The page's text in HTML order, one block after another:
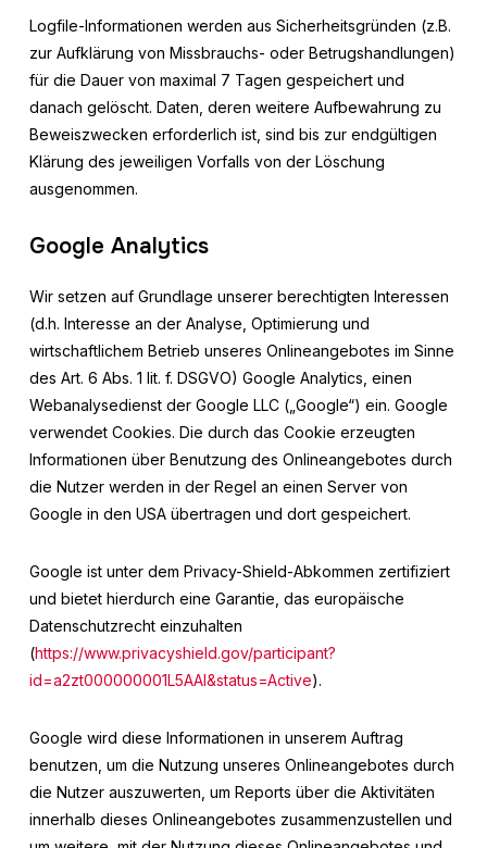
Logfile-Informationen werden aus Sicherheitsgründen (z.B.
zur Aufklärung von Missbrauchs- oder Betrugshandlungen)
für die Dauer von maximal 7 Tagen gespeichert und
danach gelöscht. Daten, deren weitere Aufbewahrung zu
Beweiszwecken erforderlich ist, sind bis zur endgültigen
Klärung des jeweiligen Vorfalls von der Löschung
ausgenommen.
Google Analytics
Wir setzen auf Grundlage unserer berechtigten Interessen
(d.h. Interesse an der Analyse, Optimierung und
wirtschaftlichem Betrieb unseres Onlineangebotes im Sinne
des Art. 6 Abs. 1 lit. f. DSGVO) Google Analytics, einen
Webanalysedienst der Google LLC („Google“) ein. Google
verwendet Cookies. Die durch das Cookie erzeugten
Informationen über Benutzung des Onlineangebotes durch
die Nutzer werden in der Regel an einen Server von
Google in den USA übertragen und dort gespeichert.
Google ist unter dem Privacy-Shield-Abkommen zertifiziert
und bietet hierdurch eine Garantie, das europäische
Datenschutzrecht einzuhalten
(https://www.privacyshield.gov/participant?
id=a2zt000000001L5AAI&status=Active).
Google wird diese Informationen in unserem Auftrag
benutzen, um die Nutzung unseres Onlineangebotes durch
die Nutzer auszuwerten, um Reports über die Aktivitäten
innerhalb dieses Onlineangebotes zusammenzustellen und